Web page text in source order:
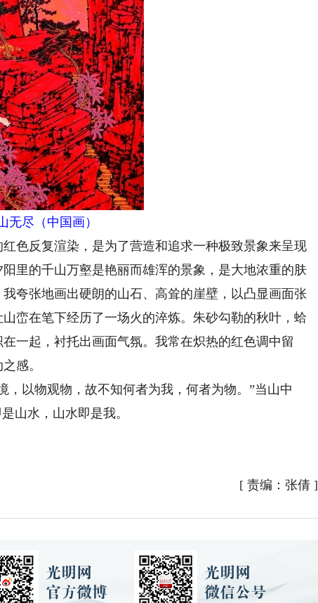
无尽（中国画）
反复渲染，是为了营造和追求一种极致景象来呈现
里的千山万壑是艳丽而雄浑的景象，是大地浓重的肤
夸张地画出硬朗的山石、高耸的崖壁，以凸显画面张
峦在笔下经历了一场火的淬炼。朱砂勾勒的秋叶，蛤
一起，衬托出画面气氛。我常在炽热的红色调中留
感。
以物观物，故不知何者为我，何者为物。”当山中
山水，山水即是我。
[ 责编：张倩]